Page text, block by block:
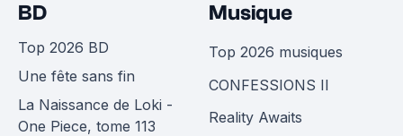
BD
Top 2026 BD
Une fête sans fin
La Naissance de Loki -
One Piece, tome 113
Musique
Top 2026 musiques
CONFESSIONS II
Reality Awaits